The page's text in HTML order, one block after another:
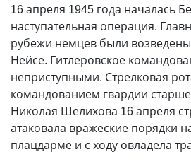
16 апреля 1945 года началась
наступательная операция.
рубежи немцев были
Нейсе. Гитлеровское
неприступными. Стрелковая
командованием гвардии
Николая Шелихова 16 апреля
атаковала вражеские порядки
плацдарме и с ходу овладела